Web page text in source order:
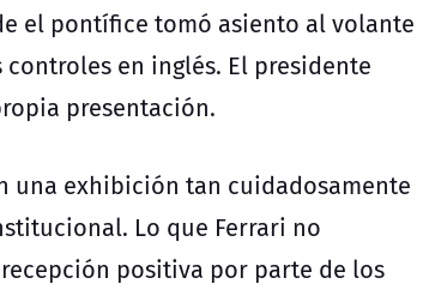
el pontífice tomó asiento al volante
en inglés. El presidente
presentación.
una exhibición tan cuidadosamente
Lo que Ferrari no
positiva por parte de los